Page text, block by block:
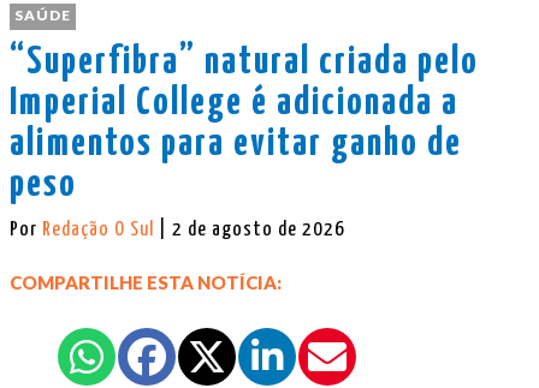
SAÚDE
“Superfibra” natural criada pelo
Imperial College é adicionada a
alimentos para evitar ganho de
peso
Por Redação O Sul | 2 de agosto de 2026
COMPARTILHE ESTA NOTÍCIA: